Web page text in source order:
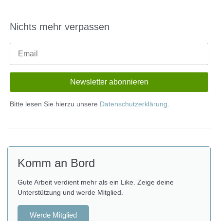
Nichts mehr verpassen
Bitte lesen Sie hierzu unsere Datenschutzerklärung
Komm an Bord
Gute Arbeit verdient mehr als ein Like. Zeige deine
Unterstützung und werde Mitglied.
Werde Mitglied